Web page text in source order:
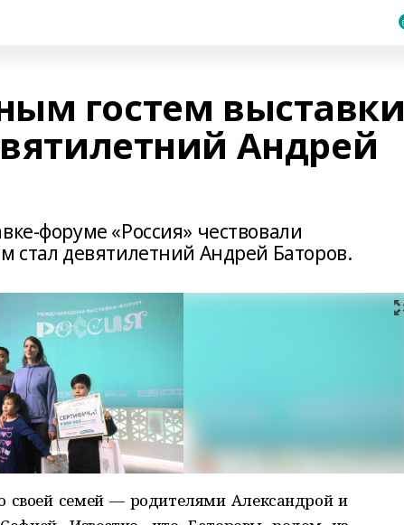
гостем выставки
Андрей
форуме «Россия» чествовали
стал девятилетний Андрей Баторов.
семей — родителями Александрой и